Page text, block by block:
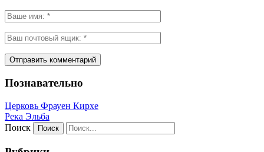
Познавательно
Церковь Фрауен Кирхе
Река Эльба
Поиск